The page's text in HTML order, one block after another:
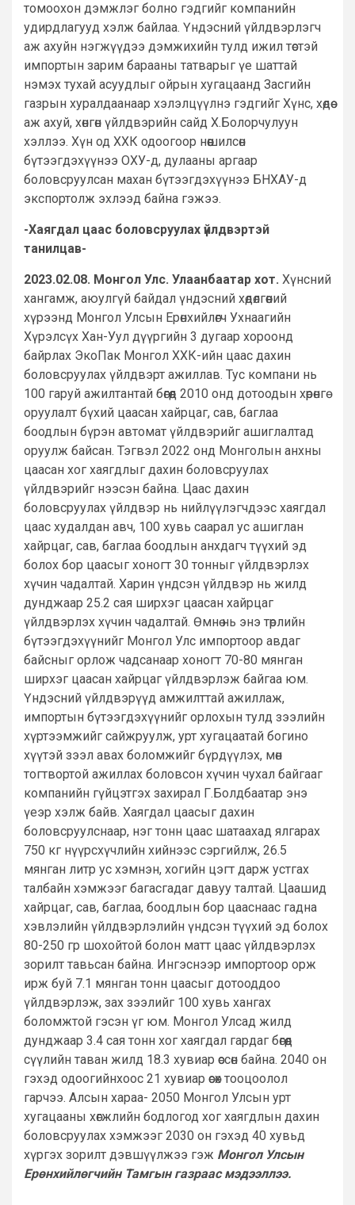
томоохон дэмжлэг болно гэдгийг компанийн
удирдлагууд хэлж байлаа. Үндэсний үйлдвэрлэгч
аж ахуйн нэгжүүдээ дэмжихийн тулд ижил төстэй
импортын зарим барааны татварыг үе шаттай
нэмэх тухай асуудлыг ойрын хугацаанд Засгийн
газрын хуралдаанаар хэлэлцүүлнэ гэдгийг Хүнс, хөдөө
аж ахуй, хөнгөн үйлдвэрийн сайд Х.Болорчулуун
хэллээ. Хүн од ХХК одоогоор нөөшилсөн
бүтээгдэхүүнээ ОХУ-д, дулааны аргаар
боловсруулсан махан бүтээгдэхүүнээ БНХАУ-д
экспортолж эхлээд байна гэжээ.
-Хаягдал цаас боловсруулах үйлдвэртэй
танилцав-
2023.02.08. Монгол Улс. Улаанбаатар хот. Хүнсний
хангамж, аюулгүй байдал үндэсний хөдөлгөөний
хүрээнд Монгол Улсын Ерөнхийлөгч Ухнаагийн
Хүрэлсүх Хан-Уул дүүргийн 3 дугаар хороонд
байрлах ЭкоПак Монгол ХХК-ийн цаас дахин
боловсруулах үйлдвэрт ажиллав. Тус компани нь
100 гаруй ажилтантай бөгөөд 2010 онд дотоодын хөрөнгө
оруулалт бүхий цаасан хайрцаг, сав, баглаа
боодлын бүрэн автомат үйлдвэрийг ашиглалтад
оруулж байсан. Тэгвэл 2022 онд Монголын анхны
цаасан хог хаягдлыг дахин боловсруулах
үйлдвэрийг нээсэн байна. Цаас дахин
боловсруулах үйлдвэр нь нийлүүлэгчдээс хаягдал
цаас худалдан авч, 100 хувь саарал ус ашиглан
хайрцаг, сав, баглаа боодлын анхдагч түүхий эд
болох бор цаасыг хоногт 30 тонныг үйлдвэрлэх
хүчин чадалтай. Харин үндсэн үйлдвэр нь жилд
дунджаар 25.2 сая ширхэг цаасан хайрцаг
үйлдвэрлэх хүчин чадалтай. Өмнө нь энэ төрлийн
бүтээгдэхүүнийг Монгол Улс импортоор авдаг
байсныг орлож чадсанаар хоногт 70-80 мянган
ширхэг цаасан хайрцаг үйлдвэрлэж байгаа юм.
Үндэсний үйлдвэрүүд амжилттай ажиллаж,
импортын бүтээгдэхүүнийг орлохын тулд зээлийн
хүртээмжийг сайжруулж, урт хугацаатай богино
хүүтэй зээл авах боломжийг бүрдүүлэх, мөн
тогтвортой ажиллах боловсон хүчин чухал байгааг
компанийн гүйцэтгэх захирал Г.Болдбаатар энэ
үеэр хэлж байв. Хаягдал цаасыг дахин
боловсруулснаар, нэг тонн цаас шатаахад ялгарах
750 кг нүүрсхүчлийн хийнээс сэргийлж, 26.5
мянган литр ус хэмнэн, хогийн цэгт дарж устгах
талбайн хэмжээг багасгадаг давуу талтай. Цаашид
хайрцаг, сав, баглаа, боодлын бор цааснаас гадна
хэвлэлийн үйлдвэрлэлийн үндсэн түүхий эд болох
80-250 гр шохойтой болон матт цаас үйлдвэрлэх
зорилт тавьсан байна. Ингэснээр импортоор орж
ирж буй 7.1 мянган тонн цаасыг дотооддоо
үйлдвэрлэж, зах зээлийг 100 хувь хангах
боломжтой гэсэн үг юм. Монгол Улсад жилд
дунджаар 3.4 сая тонн хог хаягдал гардаг бөгөөд
сүүлийн таван жилд 18.3 хувиар өссөн байна. 2040 он
гэхэд одоогийнхоос 21 хувиар өсөх тооцоолол
гарчээ. Алсын хараа- 2050 Монгол Улсын урт
хугацааны хөгжлийн бодлогод хог хаягдлын дахин
боловсруулах хэмжээг 2030 он гэхэд 40 хувьд
хүргэх зорилт дэвшүүлжээ гэж Монгол Улсын
Ерөнхийлөгчийн Тамгын газраас мэдээллээ.